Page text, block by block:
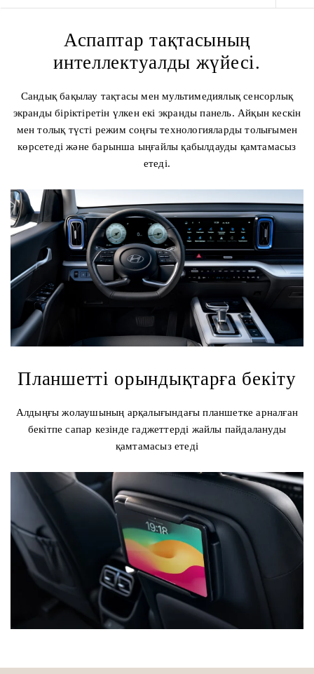
Аспаптар тақтасының
интеллектуалды жүйесі.
Сандық бақылау тақтасы мен мультимедиялық сенсорлық
экранды біріктіретін үлкен екі экранды панель. Айқын кескін
мен толық түсті режим соңғы технологияларды толығымен
көрсетеді және барынша ыңғайлы қабылдауды қамтамасыз
етеді.
Планшетті орындықтарға бекіту
Алдыңғы жолаушының арқалығындағы планшетке арналған
бекітпе сапар кезінде гаджеттерді жайлы пайдалануды
қамтамасыз етеді